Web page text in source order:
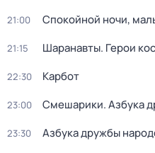
21:00 Спокойной ночи,
21:15 Шаранавты. Герои
22:30 Карбот
23:00 Смешарики. Азбука
23:30 Азбука дружбы